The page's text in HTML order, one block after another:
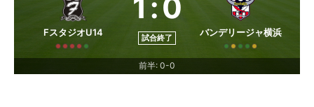
FスタジオU14 試合終了 バンデリージャ横浜
前半: 0-0